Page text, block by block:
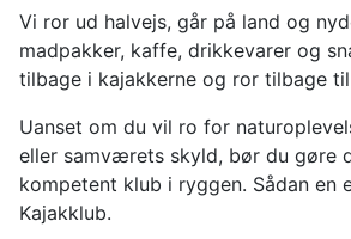
Vi ror ud halvejs, går på land og
madpakker, kaffe, drikkevarer og
tilbage i kajakkerne og ror tilbage til
Uanset om du vil ro for
eller samværets skyld, bør du gøre
kompetent klub i ryggen. Sådan en
Kajakklub.